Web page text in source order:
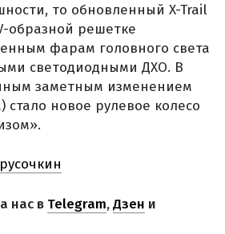
то обновленный X-Trail
образной решетке
фарам головного света
светодиодными ДХО. В
заметным изменением
стало новое рулевое колесо
нас в Telegram,Дзен и